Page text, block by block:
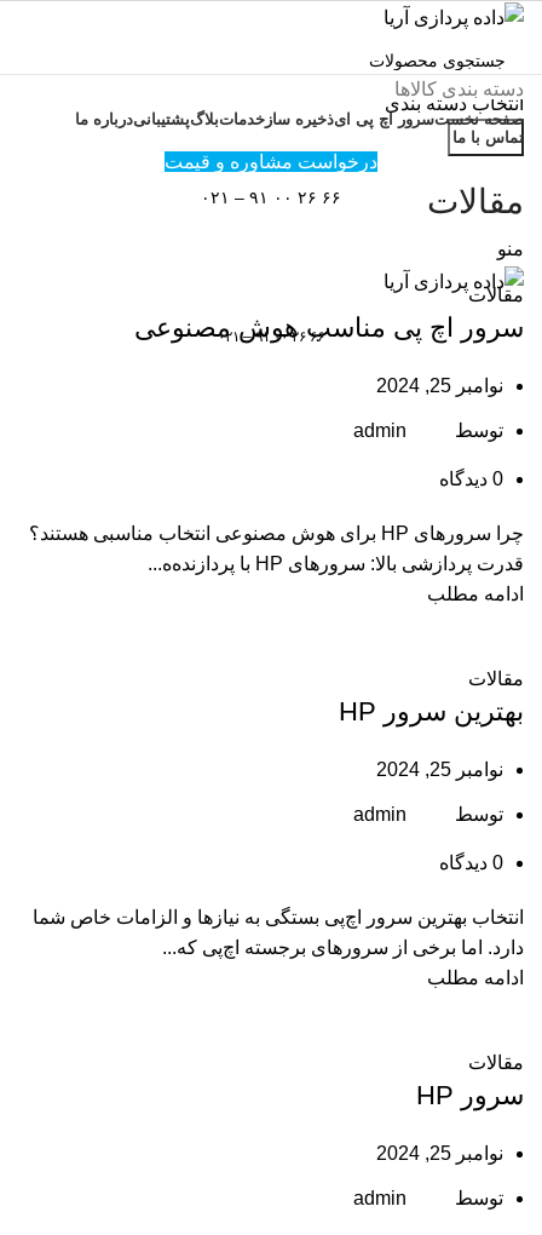
انتخاب دسته بندی
جستجو
۶۶ ۲۶ ۰۰ ۹۱ – ۰۲۱
منو
۶۶ ۲۶ ۰۰ ۹۱ – ۰۲۱
دسته بندی کالاها
صفحه نخستسرور اچ پی ایذخیره ساز خدماتبلاگپشتیبانیدرباره ما
تماس با ما
درخواست مشاوره و قیمت
مقالات
مقالات
سرور اچ پی مناسب هوش مصنوعی
نوامبر 25, 2024
توسط admin
0 دیدگاه
چرا سرورهای HP برای هوش مصنوعی انتخاب مناسبی هستند؟
قدرت پردازشی بالا: سرورهای HP با پردازنده‌ه...
ادامه مطلب
مقالات
بهترین سرور HP
نوامبر 25, 2024
توسط admin
0 دیدگاه
انتخاب بهترین سرور اچ‌پی بستگی به نیازها و الزامات خاص شما
دارد. اما برخی از سرورهای برجسته اچ‌پی که...
ادامه مطلب
مقالات
سرور HP
نوامبر 25, 2024
توسط admin